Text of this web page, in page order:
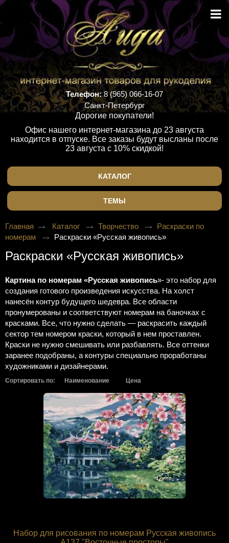
Телефон:8 (965) 066-16-07
Санкт-Петербург
Дорогие покупатели!
Офис нашего интернет-магазина до 23 августа
находится в отпуске. Все заказы будут высланы после
23 августа с 10% скидкой!
КАТАЛОГ
ТЕМЫ
Главная Каталог Творчество
Раскраски по
номерам
Раскраски «Русская живопись»
Раскраски «Русская живопись»
Картина по номерам «Русская живопись»- это набор для
создания готового произведения искусства. На холст
нанесён контур будущего шедевра. Все области
пронумерованы и соответствуют номерам на баночках с
красками. Все, что нужно сделать — раскрасить каждый
сектор тем номером краски, который в нем проставлен.
Краски не нужно смешивать или разбавлять. Все оттенки
заранее подобраны, а контуры специально проработаны
художниками и дизайнерами.
Сортировать по: Наименование Цена
Набор для рисования по номерам Русская живопись